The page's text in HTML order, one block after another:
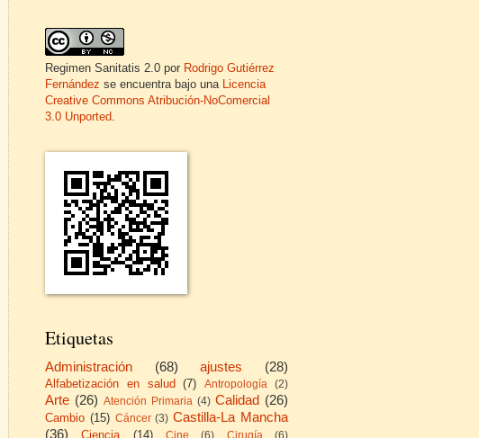
Regimen Sanitatis 2.0 por Rodrigo Gutiérrez
Fernández se encuentra bajo una
Licencia
Creative Commons Atribución-NoComercial
3.0 Unported
Etiquetas
Administración (68) ajustes (28)
Alfabetización en salud (7) Antropología (2)
Arte (26) Atención Primaria (4) Calidad (26)
Cambio (15) Cáncer (3) Castilla-La Mancha
(36)
Ciencia (14) Cine (6) Cirugía (6)